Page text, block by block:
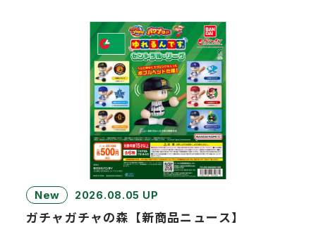
New 2026.08.05 UP
ガチャガチャの森【新商品ニュース】